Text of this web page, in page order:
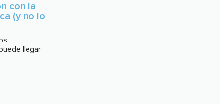
con la
(y no lo
llegar